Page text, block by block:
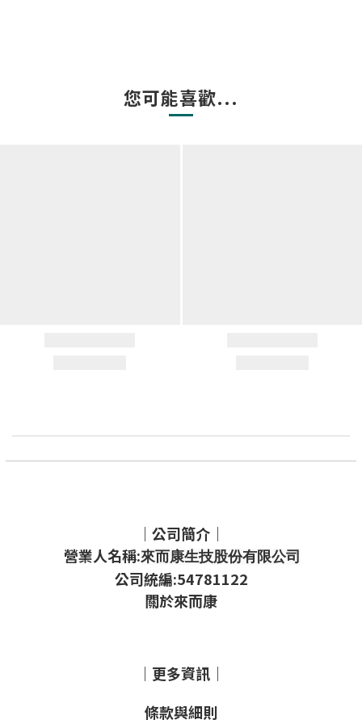
您可能喜歡...
｜公司簡介｜
營業人名稱:來而康生技股份有限公司
公司統編:54781122
關於來而康
｜更多資訊｜
條款與細則